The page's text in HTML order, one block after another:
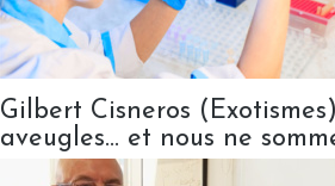
Gilbert Cisneros
aveugles... et nous ne